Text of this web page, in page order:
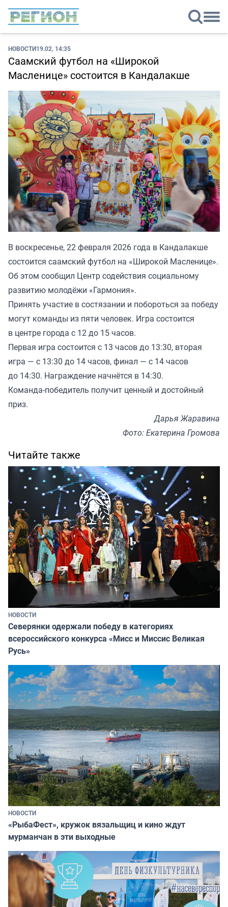
НОВОСТИ19.02, 14:35
Саамский футбол на «Широкой
Масленице» состоится в Кандалакше
В воскресенье, 22 февраля 2026 года в Кандалакше
состоится саамский футбол на «Широкой Масленице».
Об этом сообщил Центр содействия социальному
развитию молодёжи «Гармония».
Принять участие в состязании и побороться за победу
могут команды из пяти человек. Игра состоится
в центре города с 12 до 15 часов.
Первая игра состоится с 13 часов до 13:30, вторая
игра — с 13:30 до 14 часов, финал — с 14 часов
до 14:30. Награждение начнётся в 14:30.
Команда-победитель получит ценный и достойный
приз.
Дарья Жаравина
Фото: Екатерина Громова
Читайте также
НОВОСТИ
Северянки одержали победу в категориях
всероссийского конкурса «Мисс и Миссис Великая
Русь»
НОВОСТИ
«РыбаФест», кружок вязальщиц и кино ждут
мурманчан в эти выходные